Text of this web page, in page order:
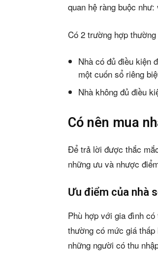
quan hệ ràng buộc
Có 2 trường hợp
Nhà có đủ điều kiện
một cuốn sổ riêng
Nhà không đủ điều
Có nên mua
Để trả lời được thắc
những ưu và nhược
Ưu điểm của nhà
Phù hợp với gia đình
thường có mức giá
những người có thu